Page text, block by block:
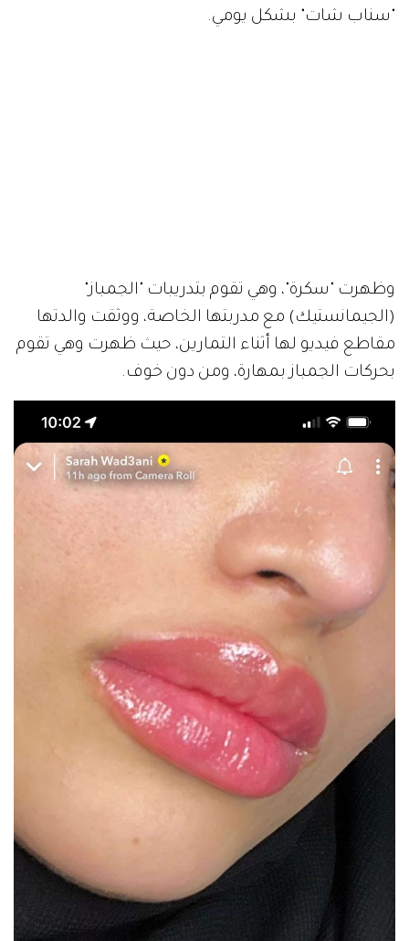
"سناب شات" بشكل يومي.
وظهرت "سكرة"، وهي تقوم بتدريبات "الجمباز"
(الجيمانستيك) مع مدربتها الخاصة، ووثقت والدتها
مقاطع فيديو لها أثناء التمارين، حيث ظهرت وهي تقوم
بحركات الجمباز بمهارة، ومن دون خوف.